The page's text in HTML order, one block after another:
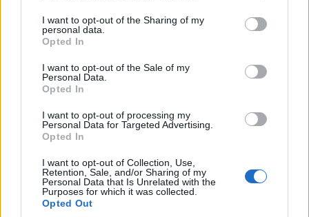
not limited to your visit or usage behaviour. You may click to
grant or deny consent to Google and its third-party tags to
use your data for below specified purposes in below Google
consent section.
I want to opt-out of the Sharing of my
personal data.
Opted In
I want to opt-out of the Sale of my
Personal Data.
Opted In
I want to opt-out of processing my
Personal Data for Targeted Advertising.
Opted In
I want to opt-out of Collection, Use,
Retention, Sale, and/or Sharing of my
Personal Data that Is Unrelated with the
Purposes for which it was collected.
Opted Out